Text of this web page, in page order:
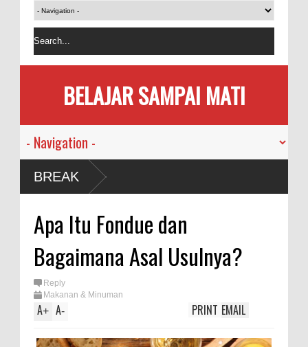
BELAJAR SAMPAI MATI
BREAK
Apa Itu Fondue dan
Bagaimana Asal Usulnya?
Reply
Makanan & Minuman
A+ A- EMAIL
PRINT